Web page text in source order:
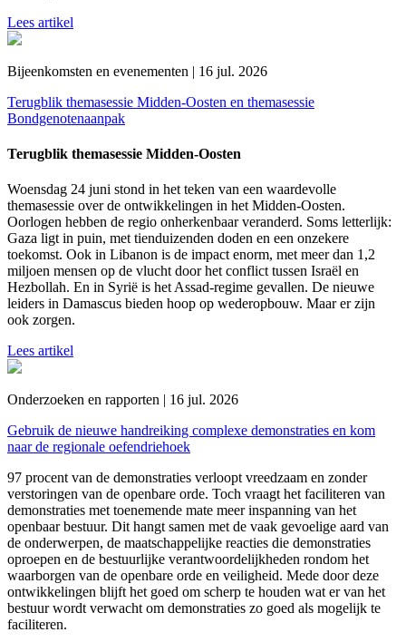
Lees artikel
Bijeenkomsten en evenementen | 16 jul. 2026
Terugblik themasessie Midden-Oosten en themasessie
Bondgenotenaanpak
Terugblik themasessie Midden-Oosten
Woensdag 24 juni stond in het teken van een waardevolle
themasessie over de ontwikkelingen in het Midden-Oosten.
Oorlogen hebben de regio onherkenbaar veranderd. Soms letterlijk:
Gaza ligt in puin, met tienduizenden doden en een onzekere
toekomst. Ook in Libanon is de impact enorm, met meer dan 1,2
miljoen mensen op de vlucht door het conflict tussen Israël en
Hezbollah. En in Syrië is het Assad-regime gevallen. De nieuwe
leiders in Damascus bieden hoop op wederopbouw. Maar er zijn
ook zorgen.
Lees artikel
Onderzoeken en rapporten | 16 jul. 2026
Gebruik de nieuwe handreiking complexe demonstraties en kom
naar de regionale oefendriehoek
97 procent van de demonstraties verloopt vreedzaam en zonder
verstoringen van de openbare orde. Toch vraagt het faciliteren van
demonstraties met toenemende mate meer inspanning van het
openbaar bestuur. Dit hangt samen met de vaak gevoelige aard van
de onderwerpen, de maatschappelijke reacties die demonstraties
oproepen en de bestuurlijke verantwoordelijkheden rondom het
waarborgen van de openbare orde en veiligheid. Mede door deze
ontwikkelingen blijft het goed om scherp te houden wat er van het
bestuur wordt verwacht om demonstraties zo goed als mogelijk te
faciliteren.